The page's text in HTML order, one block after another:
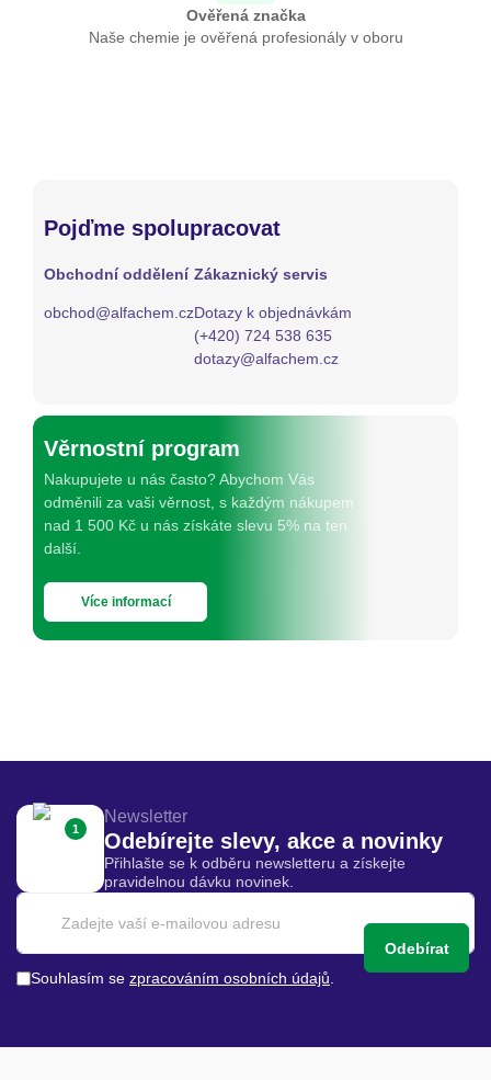
Ověřená značka
Naše chemie je ověřená profesionály v oboru
Pojďme spolupracovat
Obchodní oddělení
obchod@alfachem.cz
Zákaznický servis
Dotazy k objednávkám
(+420) 724 538 635
dotazy@alfachem.cz
Věrnostní program
Nakupujete u nás často? Abychom Vás
odměnili za vaši věrnost, s každým nákupem
nad 1 500 Kč u nás získáte slevu 5% na ten
další.
Více informací
1
Newsletter
Odebírejte slevy, akce a novinky
Přihlašte se k odběru newsletteru a získejte
pravidelnou dávku novinek.
Odebírat
Souhlasím se zpracováním osobních údajů